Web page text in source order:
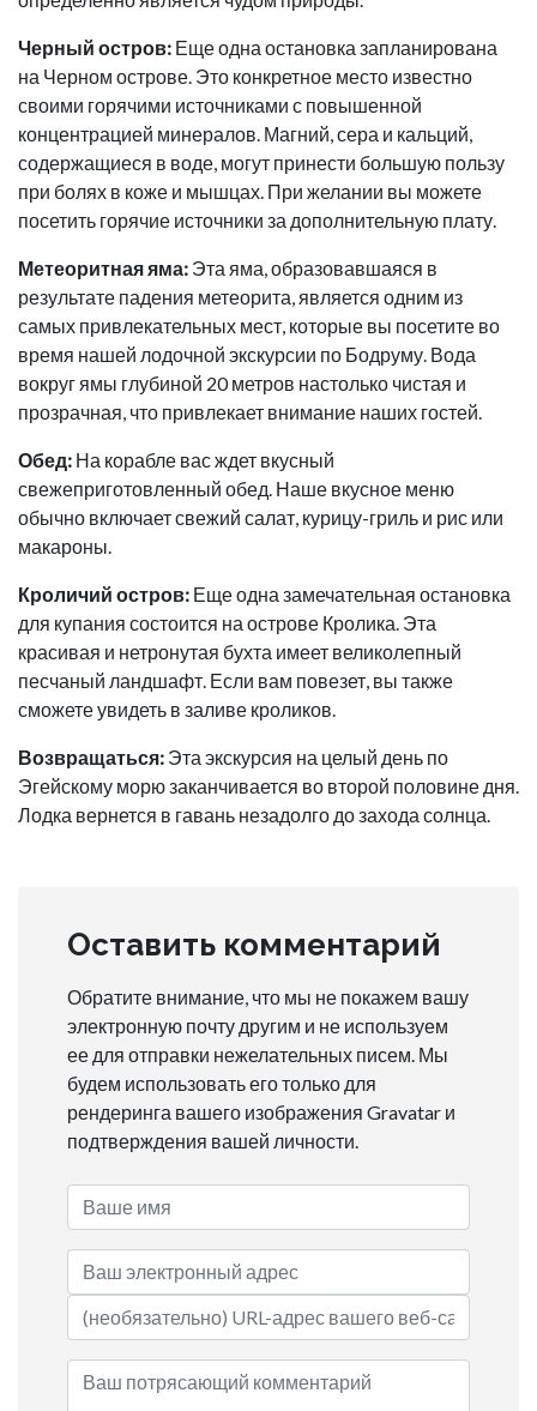
Черный остров: Еще одна остановка запланирована
на Черном острове. Это конкретное место известно
своими горячими источниками с повышенной
концентрацией минералов. Магний, сера и кальций,
содержащиеся в воде, могут принести большую пользу
при болях в коже и мышцах. При желании вы можете
посетить горячие источники за дополнительную плату.
Метеоритная яма: Эта яма, образовавшаяся в
результате падения метеорита, является одним из
самых привлекательных мест, которые вы посетите во
время нашей лодочной экскурсии по Бодруму. Вода
вокруг ямы глубиной 20 метров настолько чистая и
прозрачная, что привлекает внимание наших гостей.
Обед: На корабле вас ждет вкусный
свежеприготовленный обед. Наше вкусное меню
обычно включает свежий салат, курицу-гриль и рис или
макароны.
Кроличий остров: Еще одна замечательная остановка
для купания состоится на острове Кролика. Эта
красивая и нетронутая бухта имеет великолепный
песчаный ландшафт. Если вам повезет, вы также
сможете увидеть в заливе кроликов.
Возвращаться: Эта экскурсия на целый день по
Эгейскому морю заканчивается во второй половине дня.
Лодка вернется в гавань незадолго до захода солнца.
Оставить комментарий
Обратите внимание, что мы не покажем вашу
электронную почту другим и не используем
ее для отправки нежелательных писем. Мы
будем использовать его только для
рендеринга вашего изображения Gravatar и
подтверждения вашей личности.